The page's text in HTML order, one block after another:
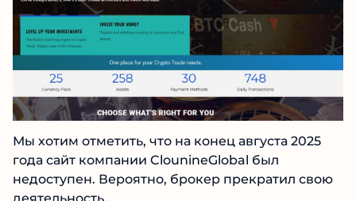
года сайт компании ClounineGlobal был
недоступен. Вероятно, брокер прекратил
свою деятельность.